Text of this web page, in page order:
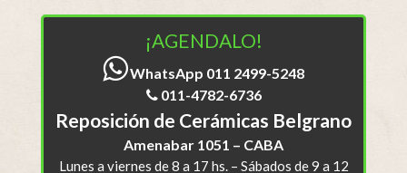
¡AGENDALO!
WhatsApp 011 2499-5248
011-4782-6736
Reposición de Cerámicas Belgrano
Amenabar 1051 – CABA
Lunes a viernes de 8 a 17 hs. – Sábados de 9 a 12